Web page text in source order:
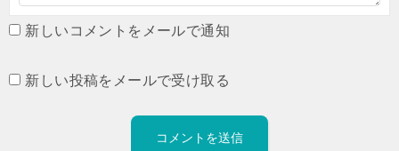
新しいコメントをメールで通知
新しい投稿をメールで受け取る